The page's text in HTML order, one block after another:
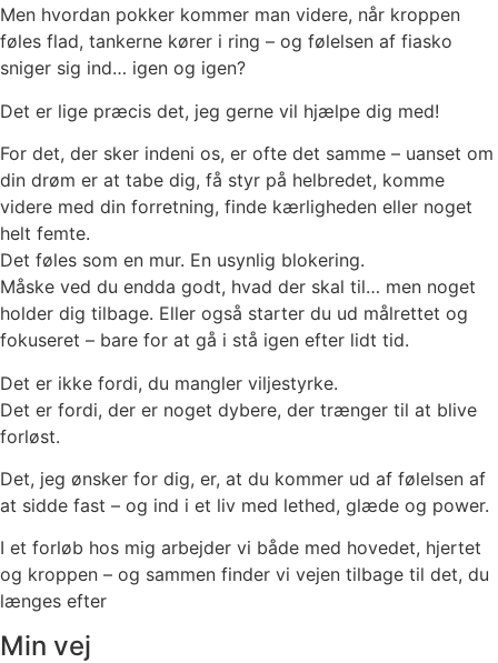
Men hvordan pokker kommer man videre, når kroppen
føles flad, tankerne kører i ring – og følelsen af fiasko
sniger sig ind… igen og igen?
Det er lige præcis det, jeg gerne vil hjælpe dig med!
For det, der sker indeni os, er ofte det samme – uanset om
din drøm er at tabe dig, få styr på helbredet, komme
videre med din forretning, finde kærligheden eller noget
helt femte.
Det føles som en mur. En usynlig blokering.
Måske ved du endda godt, hvad der skal til… men noget
holder dig tilbage. Eller også starter du ud målrettet og
fokuseret – bare for at gå i stå igen efter lidt tid.
Det er ikke fordi, du mangler viljestyrke.
Det er fordi, der er noget dybere, der trænger til at blive
forløst.
Det, jeg ønsker for dig, er, at du kommer ud af følelsen af
at sidde fast – og ind i et liv med lethed, glæde og power.
I et forløb hos mig arbejder vi både med hovedet, hjertet
og kroppen – og sammen finder vi vejen tilbage til det, du
længes efter
Min vej